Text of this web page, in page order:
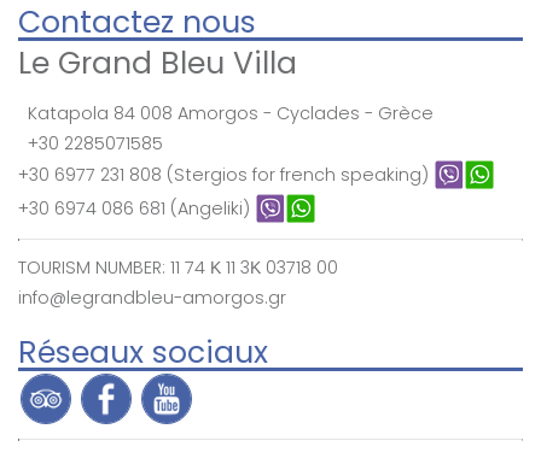
Contactez nous
Le Grand Bleu Villa
Katapola 84 008 Amorgos - Cyclades - Grèce
+30 2285071585
+30 6977 231 808 (Stergios for french speaking)
+30 6974 086 681 (Angeliki)
TOURISM NUMBER: 11 74 Κ 11 3Κ 03718 00
info@legrandbleu-amorgos.gr
Réseaux sociaux